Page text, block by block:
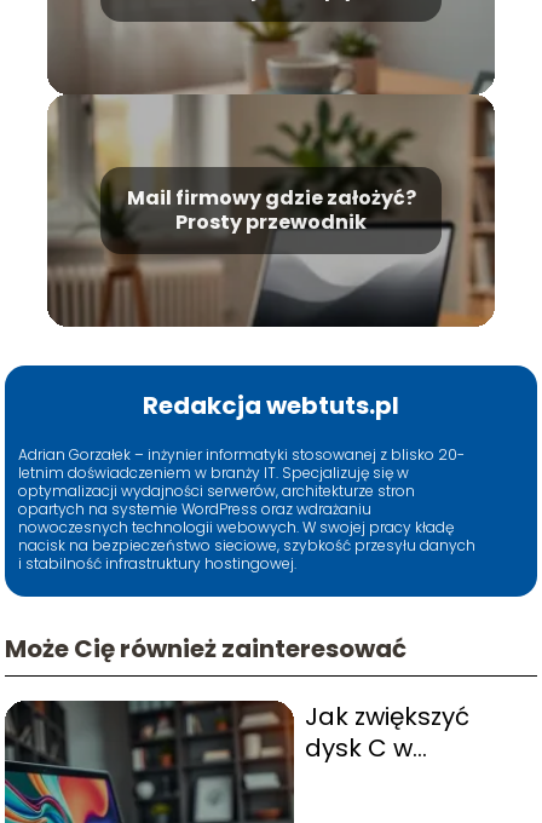
cenę?
Mail firmowy gdzie założyć?
Prosty przewodnik
Redakcja webtuts.pl
Adrian Gorzałek – inżynier informatyki stosowanej z blisko 20-
letnim doświadczeniem w branży IT. Specjalizuję się w
optymalizacji wydajności serwerów, architekturze stron
opartych na systemie WordPress oraz wdrażaniu
nowoczesnych technologii webowych. W swojej pracy kładę
nacisk na bezpieczeństwo sieciowe, szybkość przesyłu danych
i stabilność infrastruktury hostingowej.
Może Cię również zainteresować
Jak zwiększyć
dysk C w